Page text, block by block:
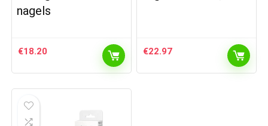
nagels
€18.20 €22.97